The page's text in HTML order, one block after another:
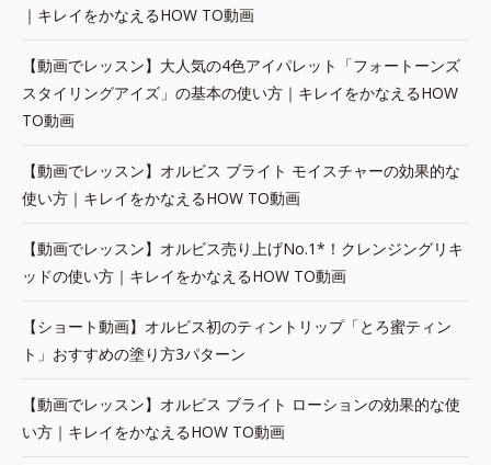
｜キレイをかなえるHOW TO動画
【動画でレッスン】大人気の4色アイパレット「フォートーンズ
スタイリングアイズ」の基本の使い方｜キレイをかなえるHOW
TO動画
【動画でレッスン】オルビス ブライト モイスチャーの効果的な
使い方｜キレイをかなえるHOW TO動画
【動画でレッスン】オルビス売り上げNo.1*！クレンジングリキ
ッドの使い方｜キレイをかなえるHOW TO動画
【ショート動画】オルビス初のティントリップ「とろ蜜ティン
ト」おすすめの塗り方3パターン
【動画でレッスン】オルビス ブライト ローションの効果的な使
い方｜キレイをかなえるHOW TO動画